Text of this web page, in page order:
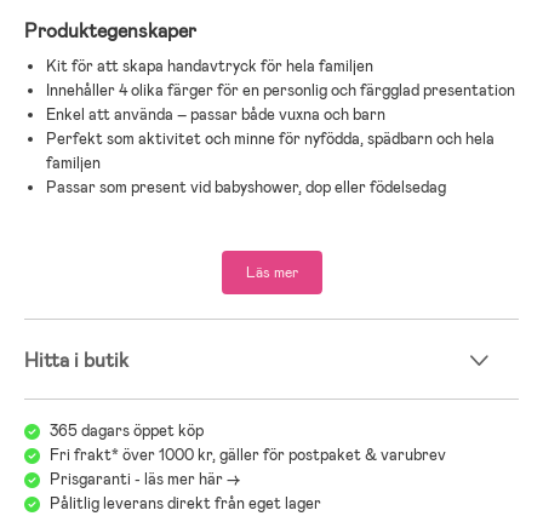
Produktegenskaper
Kit för att skapa handavtryck för hela familjen
Innehåller 4 olika färger för en personlig och färgglad presentation
Enkel att använda – passar både vuxna och barn
Perfekt som aktivitet och minne för nyfödda, spädbarn och hela
familjen
Passar som present vid babyshower, dop eller födelsedag
ögonblick i tid – ett minne som hela familjen kan glädjas åt i
Läs mer
Hitta i butik
365 dagars öppet köp
Fri frakt* över 1000 kr, gäller för postpaket & varubrev
Prisgaranti - läs mer här ->
Pålitlig leverans direkt från eget lager